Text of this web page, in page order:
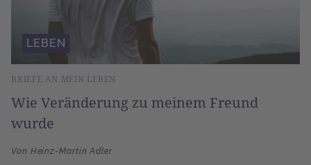
BRIEFE AN MEIN LEBEN
Wie Veränderung zu meinem Freund
wurde
Von Heinz-Martin Adler
LEBEN